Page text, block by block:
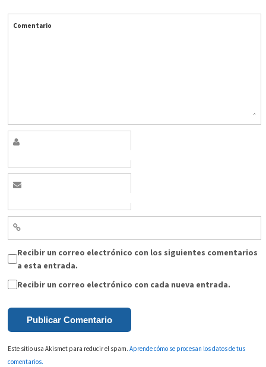
Comentario
Recibir un correo electrónico con los siguientes comentarios
a esta entrada.
Recibir un correo electrónico con cada nueva entrada.
Este sitio usa Akismet para reducir el spam.Aprende cómo se procesan los datos de tus
comentarios.